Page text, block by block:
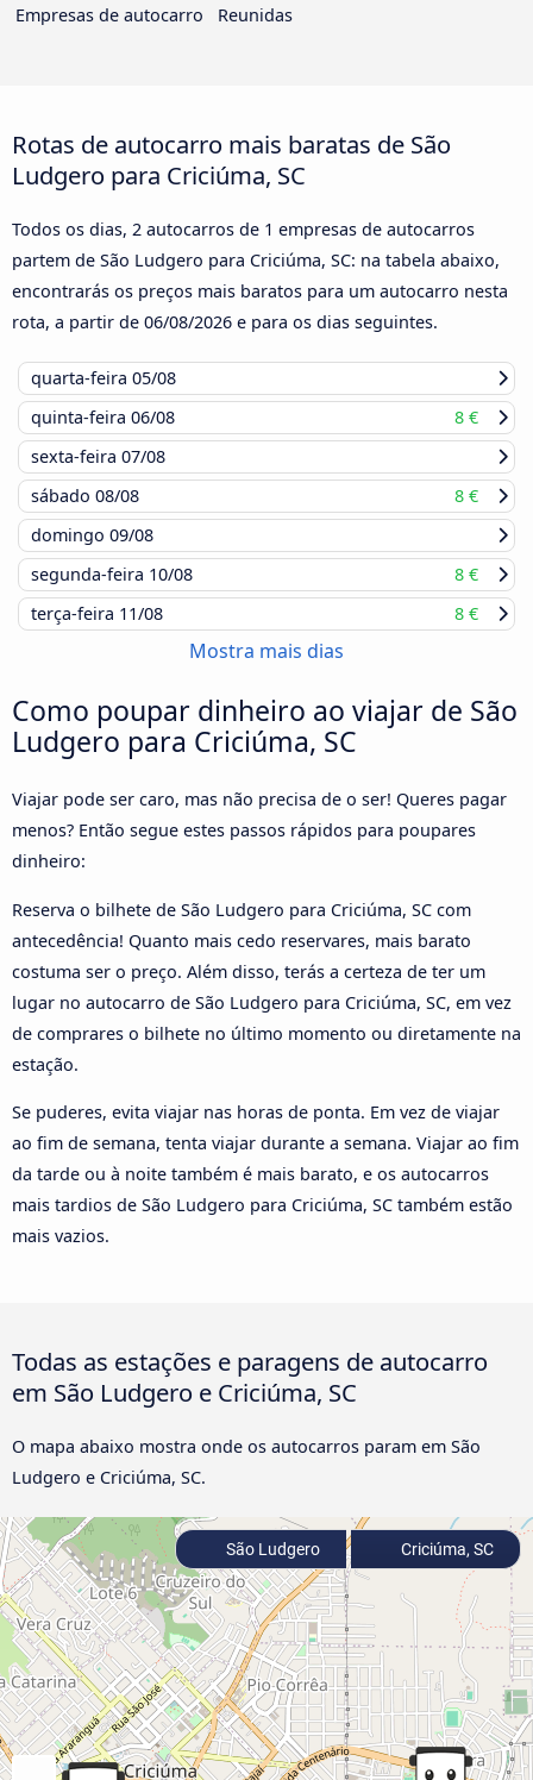
Empresas de autocarro
Reunidas
Rotas de autocarro mais baratas de São
Ludgero para Criciúma, SC
Todos os dias, 2 autocarros de 1 empresas de autocarros
partem de São Ludgero para Criciúma, SC: na tabela abaixo,
encontrarás os preços mais baratos para um autocarro nesta
rota, a partir de 06/08/2026 e para os dias seguintes.
quarta-feira 05/08
quinta-feira 06/08
8 €
sexta-feira 07/08
sábado 08/08
8 €
domingo 09/08
segunda-feira 10/08
8 €
terça-feira 11/08 8 €
Mostra mais dias
Como poupar dinheiro ao viajar de São
Ludgero para Criciúma, SC
Viajar pode ser caro, mas não precisa de o ser! Queres pagar
menos? Então segue estes passos rápidos para poupares
dinheiro:
Reserva o bilhete de São Ludgero para Criciúma, SC com
antecedência! Quanto mais cedo reservares, mais barato
costuma ser o preço. Além disso, terás a certeza de ter um
lugar no autocarro de São Ludgero para Criciúma, SC, em vez
de comprares o bilhete no último momento ou diretamente na
estação.
Se puderes, evita viajar nas horas de ponta. Em vez de viajar
ao fim de semana, tenta viajar durante a semana. Viajar ao fim
da tarde ou à noite também é mais barato, e os autocarros
mais tardios de São Ludgero para Criciúma, SC também estão
mais vazios.
Todas as estações e paragens de autocarro
em São Ludgero e Criciúma, SC
O mapa abaixo mostra onde os autocarros param em São
Ludgero e Criciúma, SC.
São Ludgero Criciúma, SC